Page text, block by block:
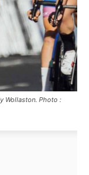
Wollaston. Photo :